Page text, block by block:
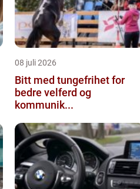
08 juli 2026
Bitt med tungefrihet for
bedre velferd og
kommunik...